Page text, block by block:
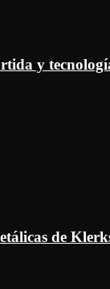
y
de